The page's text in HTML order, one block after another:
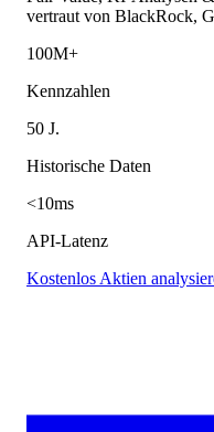
vertraut von BlackRock,
100M+
Kennzahlen
50 J.
Historische Daten
<10ms
API-Latenz
Kostenlos Aktien